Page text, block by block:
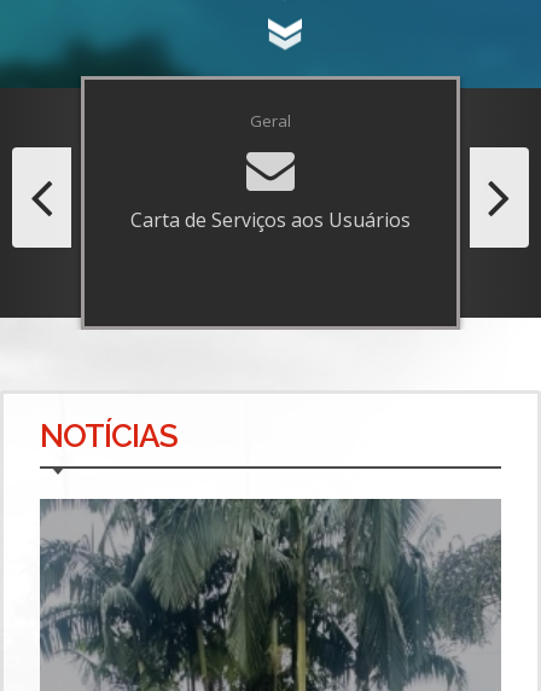
Geral
Carta de Serviços aos Usuários
NOTÍCIAS